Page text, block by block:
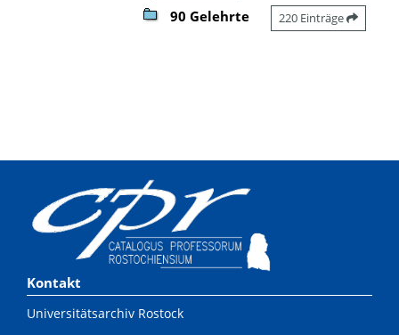
90 Gelehrte 220 Einträge
Kontakt
Universitätsarchiv Rostock